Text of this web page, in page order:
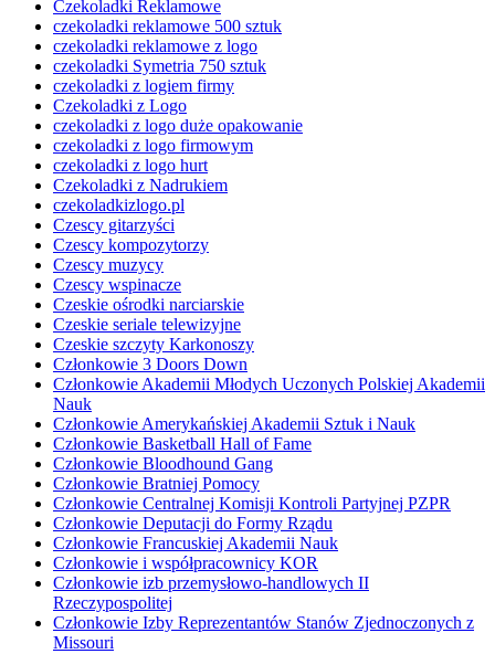
Czekoladki Reklamowe
czekoladki reklamowe 500 sztuk
czekoladki reklamowe z logo
czekoladki Symetria 750 sztuk
czekoladki z logiem firmy
Czekoladki z Logo
czekoladki z logo duże opakowanie
czekoladki z logo firmowym
czekoladki z logo hurt
Czekoladki z Nadrukiem
czekoladkizlogo.pl
Czescy gitarzyści
Czescy kompozytorzy
Czescy muzycy
Czescy wspinacze
Czeskie ośrodki narciarskie
Czeskie seriale telewizyjne
Czeskie szczyty Karkonoszy
Członkowie 3 Doors Down
Członkowie Akademii Młodych Uczonych Polskiej Akademii
Nauk
Członkowie Amerykańskiej Akademii Sztuk i Nauk
Członkowie Basketball Hall of Fame
Członkowie Bloodhound Gang
Członkowie Bratniej Pomocy
Członkowie Centralnej Komisji Kontroli Partyjnej PZPR
Członkowie Deputacji do Formy Rządu
Członkowie Francuskiej Akademii Nauk
Członkowie i współpracownicy KOR
Członkowie izb przemysłowo-handlowych II
Rzeczypospolitej
Członkowie Izby Reprezentantów Stanów Zjednoczonych z
Missouri